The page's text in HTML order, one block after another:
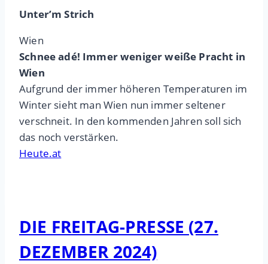
Unter’m Strich
Wien
Schnee adé! Immer weniger weiße Pracht in
Wien
Aufgrund der immer höheren Temperaturen im
Winter sieht man Wien nun immer seltener
verschneit. In den kommenden Jahren soll sich
das noch verstärken.
Heute.at
DIE FREITAG-PRESSE (27.
DEZEMBER 2024)